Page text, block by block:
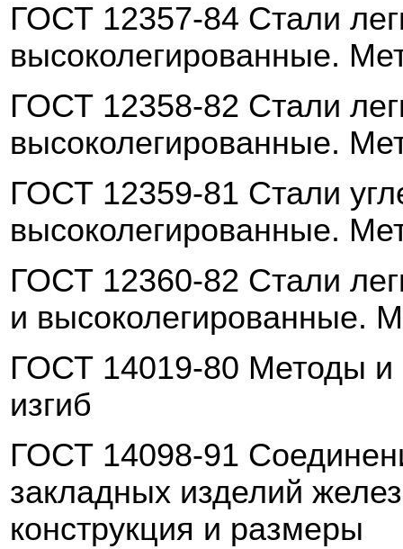
ГОСТ 12357-84 Стали
высоколегированные.
ГОСТ 12358-82 Стали
высоколегированные.
ГОСТ 12359-81 Стали
высоколегированные.
ГОСТ 12360-82 Стали
и высоколегированные.
ГОСТ 14019-80 Методы
изгиб
ГОСТ 14098-91
закладных изделий
конструкция и размеры